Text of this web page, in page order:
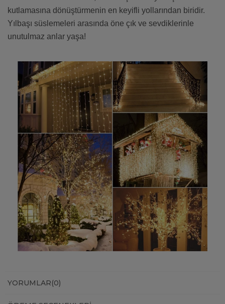
kutlamasına dönüştürmenin en keyifli yollarından biridir.
Yılbaşı süslemeleri arasında öne çık ve sevdiklerinle
unutulmaz anlar yaşa!
YORUMLAR(0)